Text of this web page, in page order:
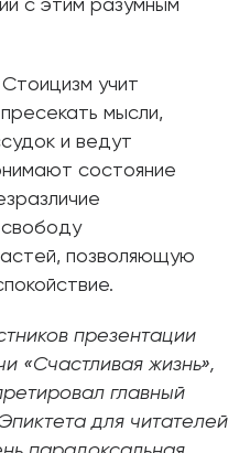
с этим разумным
Стоицизм учит
мысли,
и ведут
состояние
позволяющую
презентации
«Счастливая жизнь»,
главный
для читателей